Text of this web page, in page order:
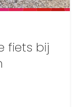
fiets bij